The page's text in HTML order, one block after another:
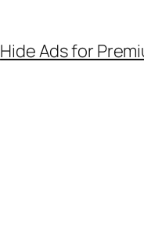
Hide Ads for